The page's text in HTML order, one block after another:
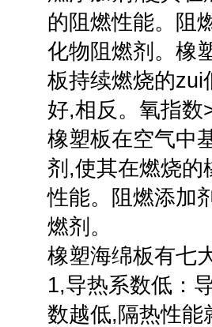
的阻燃性能。阻
化物阻燃剂。橡
板持续燃烧的zui
好,相反。氧指数
橡塑板在空气中
剂,使其在燃烧的
性能。阻燃添加
燃剂。
橡塑海绵板有七
1,导热系数低：
数越低,隔热性